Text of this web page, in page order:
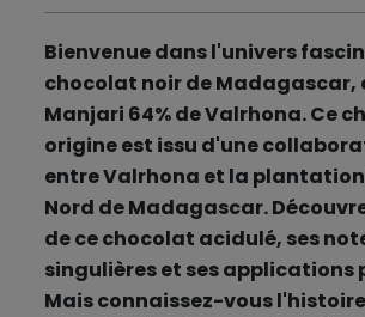
Bienvenue dans l'univers
chocolat noir de Madagascar,
Manjari 64% de Valrhona. Ce
origine est issu d'une
entre Valrhona et la
Nord de Madagascar.
de ce chocolat acidulé, ses
singulières et ses applications
Mais connaissez-vous